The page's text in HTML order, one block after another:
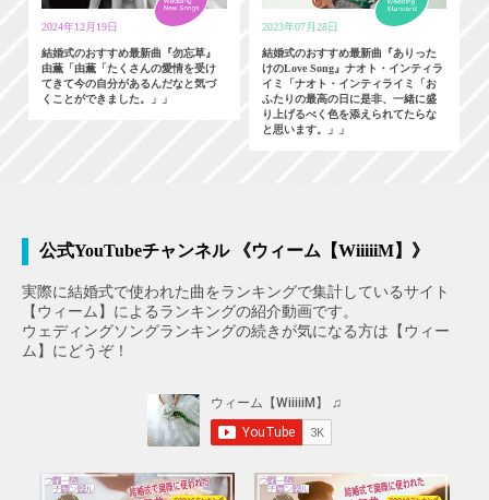
2024年12月19日
結婚式のおすすめ最新曲『勿忘草』
由薫「由薫「たくさんの愛情を受け
てきて今の自分があるんだなと気づ
くことができました。」」
2023年07月28日
結婚式のおすすめ最新曲『ありった
けのLove Song』ナオト・インティラ
イミ「ナオト・インティライミ「お
ふたりの最高の日に是非、一緒に盛
り上げるべく色を添えられてたらな
と思います。」」
公式YouTubeチャンネル 《ウィーム【WiiiiiM】》
実際に結婚式で使われた曲をランキングで集計しているサイト
【ウィーム】によるランキングの紹介動画です。
ウェディングソングランキングの続きが気になる方は【ウィー
ム】にどうぞ！